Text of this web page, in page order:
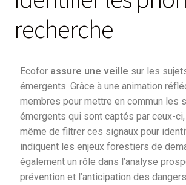
Valoriser les connaissances
Activités passées
Publications
Actualités
Qui est Ecofor ?
Contact
recherche
Ecofor assure une veille sur les
émergents. Grâce à une animation
membres pour mettre en commun les
émergents qui sont captés par ceux-
même de filtrer ces signaux pour
indiquent les enjeux forestiers de
également un rôle dans l’analyse
prévention et l’anticipation des